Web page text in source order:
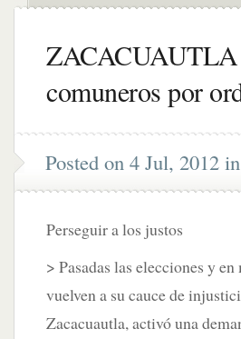
ZACACUAUTLA
comuneros por
Posted on 4 Jul, 2012
Perseguir a los justos
> Pasadas las elecciones y
vuelven a su cauce de
Zacacuautla, activó una